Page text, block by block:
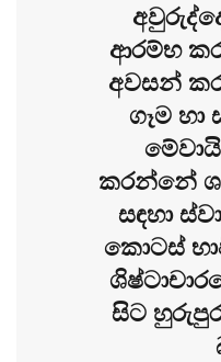
ආරම්භ
අවසන්
ගෑම
කරන්නේ
සඳහා
කොටස්
සිට